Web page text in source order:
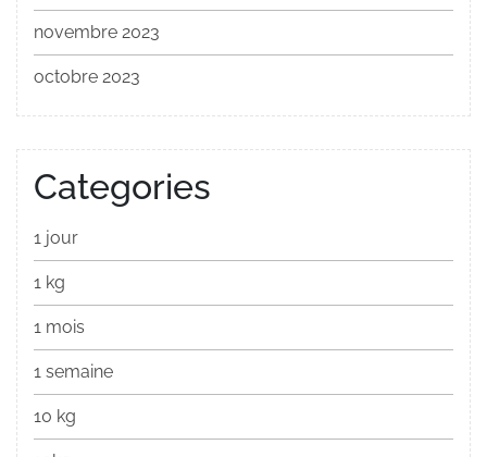
novembre 2023
octobre 2023
Categories
1 jour
1 kg
1 mois
1 semaine
10 kg